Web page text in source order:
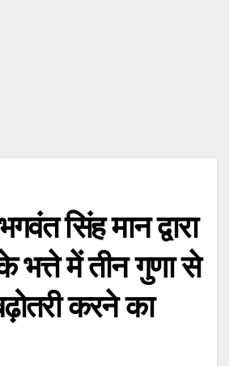
सिंह मान द्वारा
भत्ते में तीन गुणा से
करने का